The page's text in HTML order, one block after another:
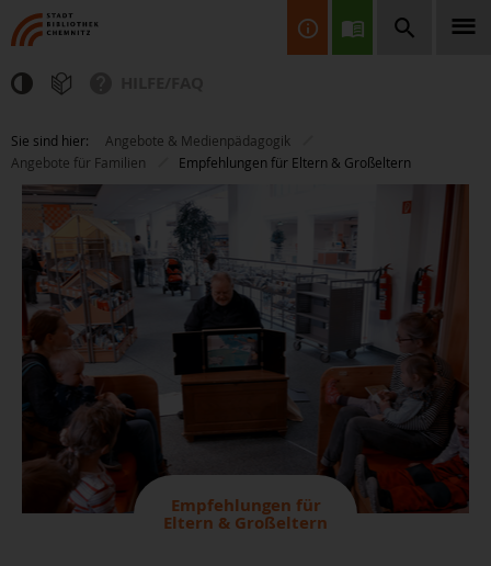
Finden Sie Informationen, Bücher, CDs & DVDs, Spiele, BluRays,
Zeitschriften und vieles mehr...
JETZT FINDEN
Sie sind hier:
Angebote & Medienpädagogik
Angebote für Familien
Empfehlungen für Eltern & Großeltern
Empfehlungen für
Eltern & Großeltern